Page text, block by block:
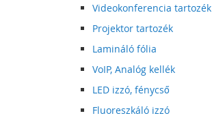
Videokonferencia tartozék
Projektor tartozék
Lamináló fólia
VoIP, Analóg kellék
LED izzó, fénycső
Fluoreszkáló izzó